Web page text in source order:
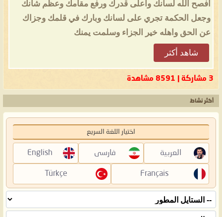
افصح الله لسانك واعلى قدرك ورفع مقامك وعظم شانك
وجعل الحكمة تجري على لسانك وبارك في قلمك وجزاك
عن الحق واهله خير الجزاء وسلمت يمنك
شاهد أكثر
3 مشاركة | 8591 مشاهدة
أكثر نشاط
اختيار اللغة السريع
العربية فارسی English
Français
Türkçe